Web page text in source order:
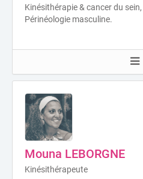
Kinésithérapie & cancer du
Périnéologie masculine.
Mouna LEBORGNE
Kinésithérapeute